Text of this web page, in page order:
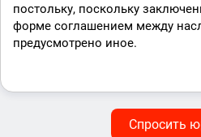
постольку, поскольку
форме соглашением между
предусмотрено иное.
Спросить